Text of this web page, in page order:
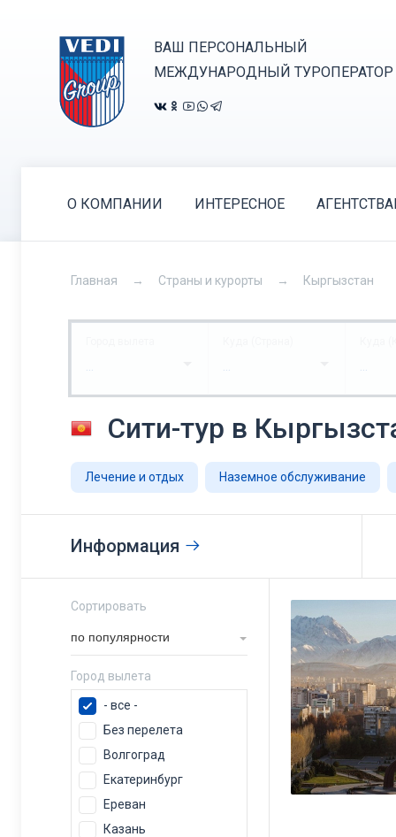
ВАШ ПЕРСОНАЛЬНЫЙ
МЕЖДУНАРОДНЫЙ ТУРОПЕРАТОР
О КОМПАНИИ ИНТЕРЕСНОЕ
Главная Страны и курорты Кыргызстан
... ... ...
Сити-тур в
Лечение и отдых Наземное обслуживание
Информация
Сортировать
по популярности
Город вылета
- все -
Без перелета
Волгоград
Екатеринбург
Ереван
Казань